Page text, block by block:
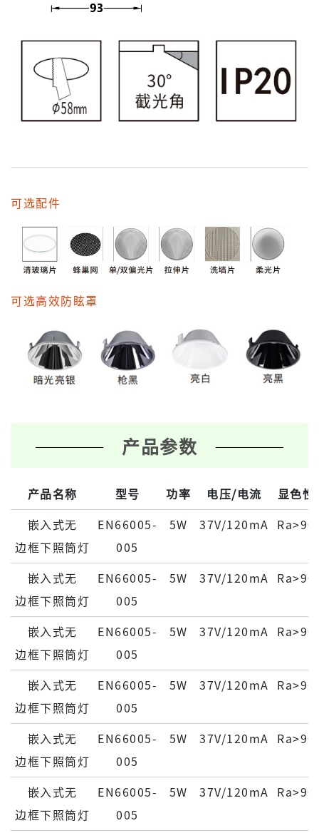
可选配件
可选高效防眩罩
产品参数
产品名称 型号 功率 电压/电流 显色性
嵌⼊式⽆
边框下照筒灯
EN66005-
005
5W 37V/120mA Ra>90
嵌⼊式⽆
边框下照筒灯
EN66005-
005
5W 37V/120mA Ra>90
嵌⼊式⽆
边框下照筒灯
EN66005-
005
5W 37V/120mA Ra>90
嵌⼊式⽆
边框下照筒灯
EN66005-
005
5W 37V/120mA Ra>90
嵌⼊式⽆
边框下照筒灯
EN66005-
005
5W 37V/120mA Ra>90
嵌⼊式⽆
边框下照筒灯
EN66005-
005
5W 37V/120mA Ra>90